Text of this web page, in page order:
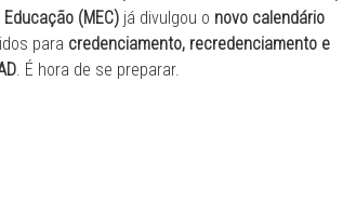
(MEC) já divulgou o novo calendário
para credenciamento, recredenciamento e
. É hora de se preparar.